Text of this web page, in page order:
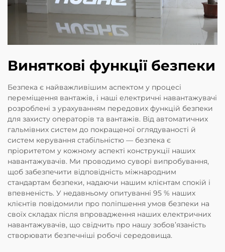
Виняткові функції безпеки
Безпека є найважливішим аспектом у процесі
переміщення вантажів, і наші електричні навантажувачі
розроблені з урахуванням передових функцій безпеки
для захисту операторів та вантажів. Від автоматичних
гальмівних систем до покращеної оглядуваності й
систем керування стабільністю — безпека є
пріоритетом у кожному аспекті конструкції наших
навантажувачів. Ми проводимо суворі випробування,
щоб забезпечити відповідність міжнародним
стандартам безпеки, надаючи нашим клієнтам спокій і
впевненість. У недавньому опитуванні 95 % наших
клієнтів повідомили про поліпшення умов безпеки на
своїх складах після впровадження наших електричних
навантажувачів, що свідчить про нашу зобов’язаність
створювати безпечніші робочі середовища.